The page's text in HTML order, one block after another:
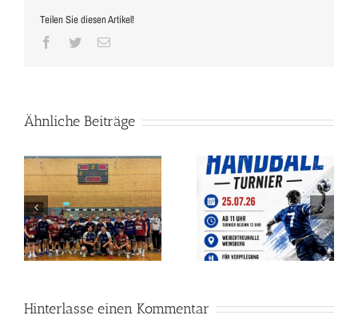
Teilen Sie diesen Artikel!
Facebook
TwitterE-
Ähnliche Beiträge
ROCH Dachbau Cup –
Das Handball-Wochenende
des Sommers!
BUNDESLIGA-HANDBALL
IN DER
WEIBERTREUHALLE!
Hinterlasse einen Kommentar